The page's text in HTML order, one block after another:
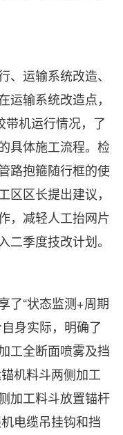
运输系统改造、
输系统改造点，
带机运行情况，了
具体施工流程。检
路抱箍随行框的使
区长提出建议，
，减轻人工抬网片
二季度技改计划。
“状态监测+周期
身实际，明确了
工全断面喷雾及挡
机料斗两侧加工
加工料斗放置锚杆
电缆吊挂钩和挡